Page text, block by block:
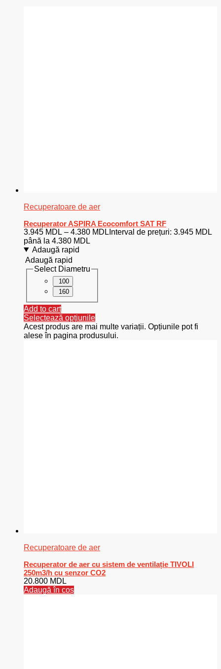
Recuperatoare de aer
Recuperator ASPIRA Ecocomfort SAT RF
3.945 MDL – 4.380 MDL Interval de prețuri: 3.945 MDL
până la 4.380 MDL
Adaugă rapid
Adaugă rapid
Select Diametru
100
160
Add to cart
Selectează opțiunile
Acest produs are mai multe variații. Opțiunile pot fi
alese în pagina produsului.
Recuperatoare de aer
Recuperator de aer cu sistem de ventilație TIVOLI
250m3/h cu senzor CO2
20.800 MDL
Adaugă în coș